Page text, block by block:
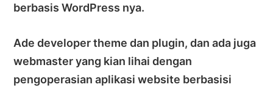
berbasis WordPress nya.
Ade developer theme dan plugin, dan ada juga
webmaster yang kian lihai dengan
pengoperasian aplikasi website berbasisi